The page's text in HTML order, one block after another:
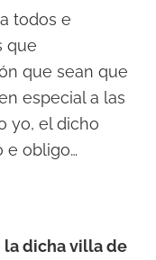
todos e
que
que sean que
especial a las
yo, el dicho
e obligo…
la dicha villa de